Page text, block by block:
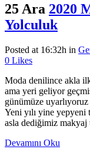
25 Ara 2020
Yolculuk
Posted at 16:32h in
0 Likes
Moda denilince akla
ama yeri geliyor
günümüze
Yeni yılı yine yepyeni
asla dediğimiz
Devamını Oku